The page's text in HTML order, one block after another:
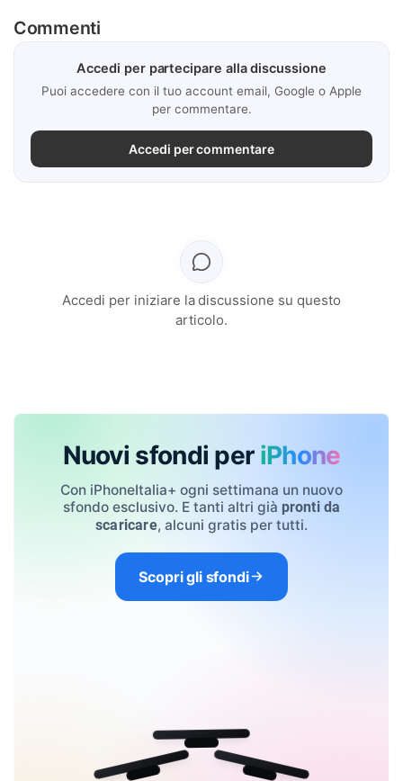
Commenti
Accedi per partecipare alla discussione
Puoi accedere con il tuo account email, Google o Apple
per commentare.
Accedi per commentare
Accedi per iniziare la discussione su questo
articolo.
Nuovi sfondi per iPhone
Con iPhoneItalia+ ogni settimana un nuovo
sfondo esclusivo. E tanti altri già pronti da
scaricare, alcuni gratis per tutti.
Scopri gli sfondi